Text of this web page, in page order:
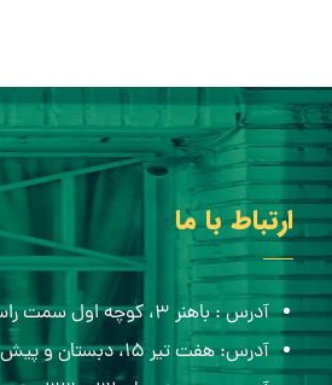
ارتباط با ما
آدرس : باهنر ۳، کوچه اول سمت راست،هنرستان غیر دولتی هما تلفن:۰۵۱۳۸۸۴۸۴۳۶
آدرس: هفت تیر ۱۵، دبستان و پیش دبستانی غیر دولتی هما تلفن:۰۵۱۳۸۶۸۲۷۰۰